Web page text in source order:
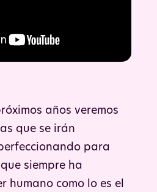
años veremos
que se irán
para
siempre ha
humano como lo es el